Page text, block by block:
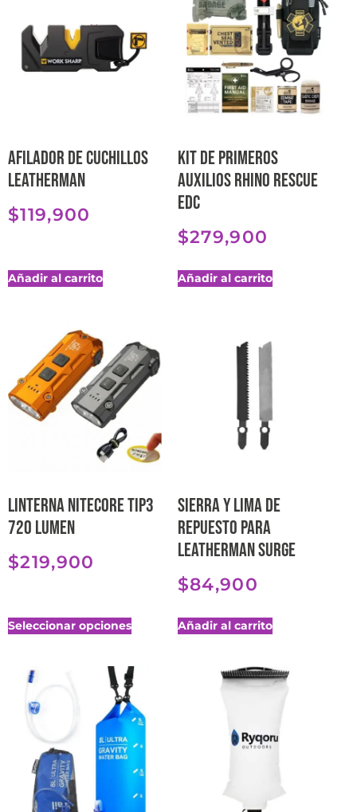
Afilador de cuchillos
Leatherman
$119,900
Añadir al carrito
Kit de primeros
auxilios Rhino Rescue
EDC
$279,900
Añadir al carrito
Linterna Nitecore TIP3
720 Lumen
$219,900
Seleccionar opciones
Sierra y lima de
repuesto para
Leatherman Surge
$84,900
Añadir al carrito